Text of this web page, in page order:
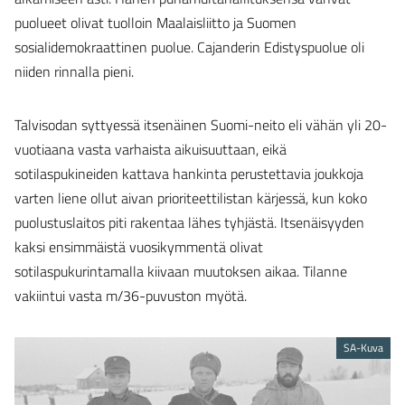
puolueet olivat tuolloin Maalaisliitto ja Suomen
sosialidemokraattinen puolue. Cajanderin Edistyspuolue oli
niiden rinnalla pieni.
Talvisodan syttyessä itsenäinen Suomi-neito eli vähän yli 20-
vuotiaana vasta varhaista aikuisuuttaan, eikä
sotilaspukineiden kattava hankinta perustettavia joukkoja
varten liene ollut aivan prioriteettilistan kärjessä, kun koko
puolustuslaitos piti rakentaa lähes tyhjästä. Itsenäisyyden
kaksi ensimmäistä vuosikymmentä olivat
sotilaspukurintamalla kiivaan muutoksen aikaa. Tilanne
vakiintui vasta m/36-puvuston myötä.
SA-Kuva